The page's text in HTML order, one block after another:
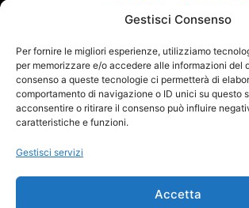
Gestisci Consenso
Per fornire le migliori esperienze, utilizziamo
per memorizzare e/o accedere alle informazioni del
consenso a queste tecnologie ci permetterà di
comportamento di navigazione o ID unici su questo
acconsentire o ritirare il consenso può influire
caratteristiche e funzioni.
Gestisci servizi
Accetta